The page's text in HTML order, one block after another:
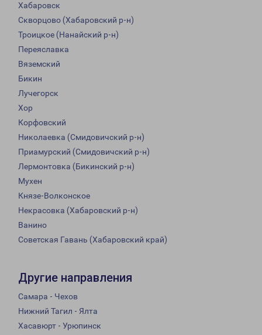
Хабаровск
Скворцово (Хабаровский р-н)
Троицкое (Нанайский р-н)
Переяславка
Вяземский
Бикин
Лучегорск
Хор
Корфовский
Николаевка (Смидовичский р-н)
Приамурский (Смидовичский р-н)
Лермонтовка (Бикинский р-н)
Мухен
Князе-Волконское
Некрасовка (Хабаровский р-н)
Ванино
Советская Гавань (Хабаровский край)
Другие направления
Самара - Чехов
Нижний Тагил - Ялта
Хасавюрт - Урюпинск